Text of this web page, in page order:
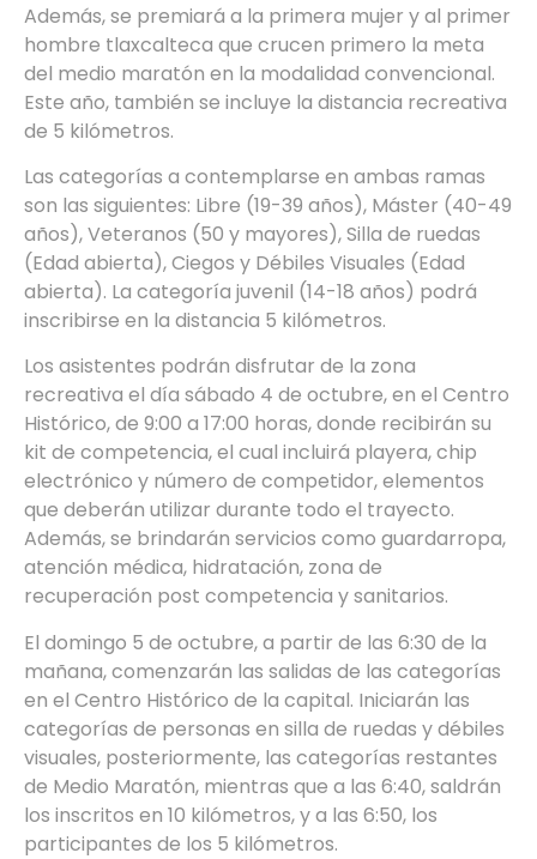
Además, se premiará a la primera mujer y al primer
hombre tlaxcalteca que crucen primero la meta
del medio maratón en la modalidad convencional.
Este año, también se incluye la distancia recreativa
de 5 kilómetros.
Las categorías a contemplarse en ambas ramas
son las siguientes: Libre (19-39 años), Máster (40-49
años), Veteranos (50 y mayores), Silla de ruedas
(Edad abierta), Ciegos y Débiles Visuales (Edad
abierta). La categoría juvenil (14-18 años) podrá
inscribirse en la distancia 5 kilómetros.
Los asistentes podrán disfrutar de la zona
recreativa el día sábado 4 de octubre, en el Centro
Histórico, de 9:00 a 17:00 horas, donde recibirán su
kit de competencia, el cual incluirá playera, chip
electrónico y número de competidor, elementos
que deberán utilizar durante todo el trayecto.
Además, se brindarán servicios como guardarropa,
atención médica, hidratación, zona de
recuperación post competencia y sanitarios.
El domingo 5 de octubre, a partir de las 6:30 de la
mañana, comenzarán las salidas de las categorías
en el Centro Histórico de la capital. Iniciarán las
categorías de personas en silla de ruedas y débiles
visuales, posteriormente, las categorías restantes
de Medio Maratón, mientras que a las 6:40, saldrán
los inscritos en 10 kilómetros, y a las 6:50, los
participantes de los 5 kilómetros.